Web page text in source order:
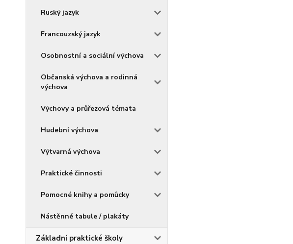
Ruský jazyk
Francouzský jazyk
Osobnostní a sociální výchova
Občanská výchova a rodinná
výchova
Výchovy a průřezová témata
Hudební výchova
Výtvarná výchova
Praktické činnosti
Pomocné knihy a pomůcky
Nástěnné tabule / plakáty
Základní praktické školy